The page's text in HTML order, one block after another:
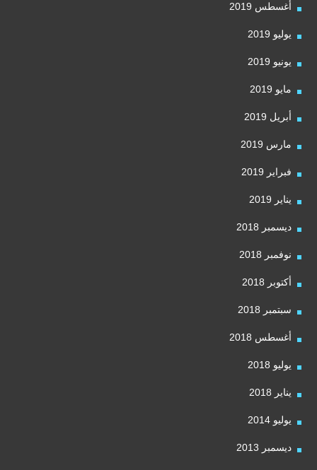
أغسطس 2019
يوليو 2019
يونيو 2019
مايو 2019
أبريل 2019
مارس 2019
فبراير 2019
يناير 2019
ديسمبر 2018
نوفمبر 2018
أكتوبر 2018
سبتمبر 2018
أغسطس 2018
يوليو 2018
يناير 2018
يوليو 2014
ديسمبر 2013